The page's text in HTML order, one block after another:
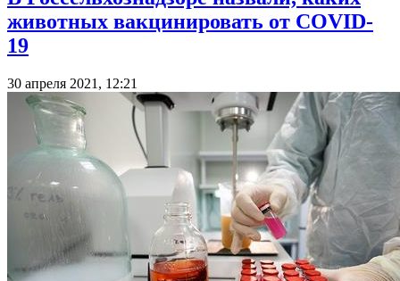
животных вакцинировать от COVID-
19
30 апреля 2021, 12:21